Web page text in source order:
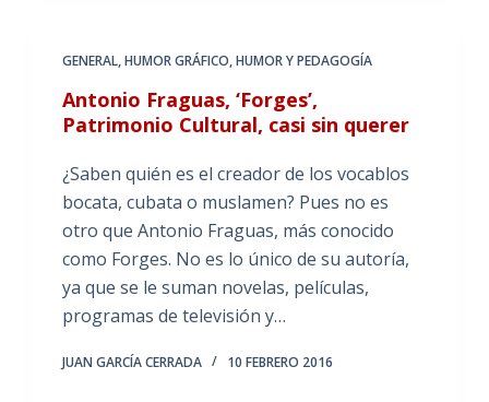
GENERAL,HUMOR GRÁFICO,HUMOR Y PEDAGOGÍA
Antonio Fraguas, ‘Forges’,
Patrimonio Cultural, casi sin querer
¿Saben quién es el creador de los vocablos
bocata, cubata o muslamen? Pues no es
otro que Antonio Fraguas, más conocido
como Forges. No es lo único de su autoría,
ya que se le suman novelas, películas,
programas de televisión y…
JUAN GARCÍA CERRADA 10 FEBRERO 2016